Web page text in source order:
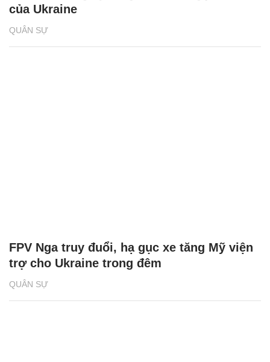
QUÂN SỰ
của Ukraine
QUÂN SỰ
FPV Nga truy đuổi, hạ gục xe tăng Mỹ viện
trợ cho Ukraine trong đêm